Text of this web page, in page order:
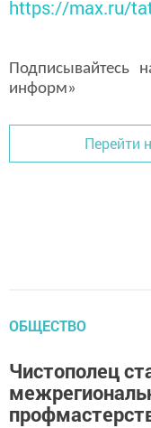
https://max.ru/
Подписывайтесь
информ»
Перейти
ОБЩЕСТВО
Чистополец